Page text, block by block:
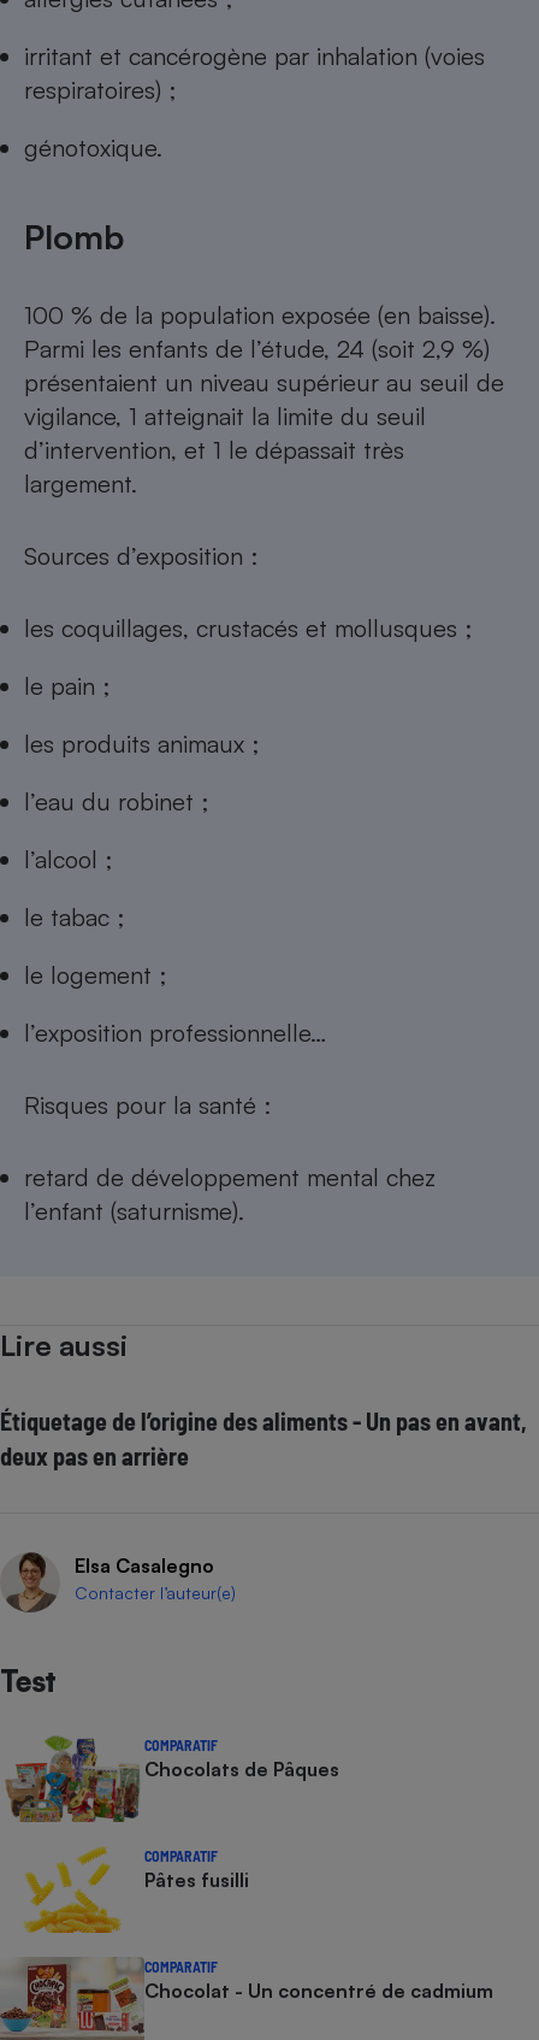
irritant et cancérogène par inhalation (voies
respiratoires) ;
génotoxique.
Plomb
100 % de la population exposée (en baisse).
Parmi les enfants de l’étude, 24 (soit 2,9 %)
présentaient un niveau supérieur au seuil de
vigilance, 1 atteignait la limite du seuil
d’intervention, et 1 le dépassait très
largement.
Sources d’exposition :
les coquillages, crustacés et mollusques ;
le pain ;
les produits animaux ;
l’eau du robinet ;
l’alcool ;
le tabac ;
le logement ;
l’exposition professionnelle…
Risques pour la santé :
retard de développement mental chez
l’enfant (saturnisme).
Lire aussi
Étiquetage de l’origine des aliments - Un pas en avant,
deux pas en arrière
Elsa Casalegno
Contacter l’auteur(e)
Test
COMPARATIF
Chocolats de Pâques
COMPARATIF
Pâtes fusilli
COMPARATIF
Chocolat - Un concentré de cadmium